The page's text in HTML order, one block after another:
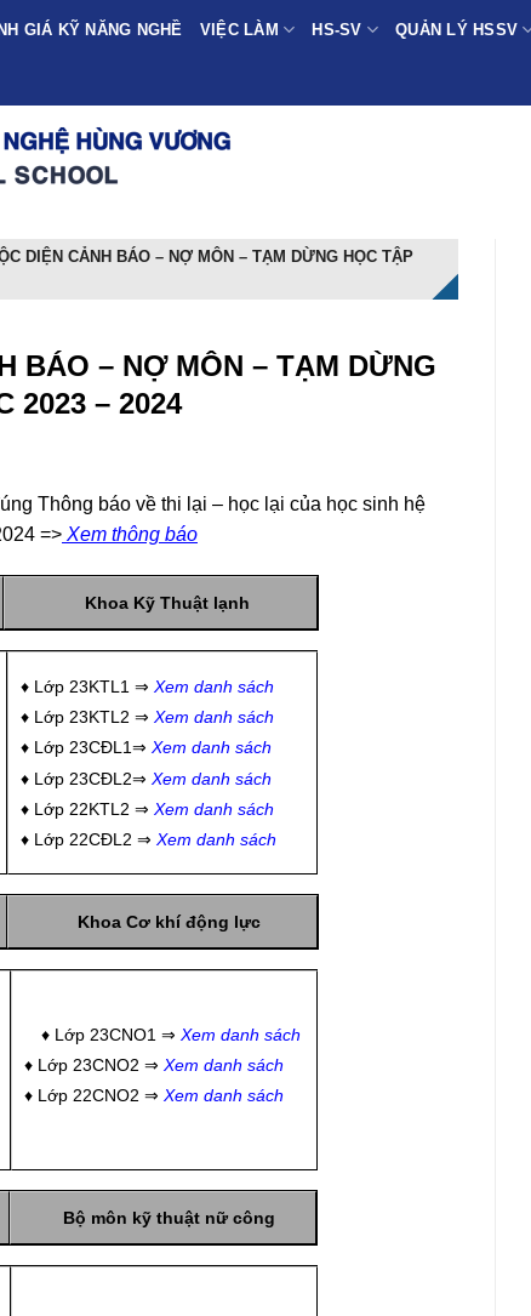
GIÁ KỸ NĂNG NGHỀ VIỆC LÀM HS-SV QUẢN LÝ HSSV
DIỆN CẢNH BÁO – NỢ MÔN – TẠM DỪNG HỌC TẬP
BÁO – NỢ MÔN – TẠM DỪNG
2023 – 2024
Thông báo về thi lại – học lại của học sinh hệ
=> Xem thông báo
Khoa Kỹ Thuật lạnh
♦ Lớp 23KTL1 ⇒ Xem danh sách
♦ Lớp 23KTL2 ⇒ Xem danh sách
♦ Lớp 23CĐL1⇒ Xem danh sách
♦ Lớp 23CĐL2⇒ Xem danh sách
♦ Lớp 22KTL2 ⇒ Xem danh sách
♦ Lớp 22CĐL2 ⇒ Xem danh sách
Khoa Cơ khí động lực
♦ Lớp 23CNO1 ⇒ Xem danh sách
♦ Lớp 23CNO2 ⇒ Xem danh sách
♦ Lớp 22CNO2 ⇒ Xem danh sách
Bộ môn kỹ thuật nữ công